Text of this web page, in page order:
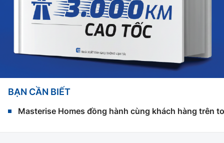
BẠN CẦN BIẾT
Masterise Homes đồng hành cùng khách hàng trên